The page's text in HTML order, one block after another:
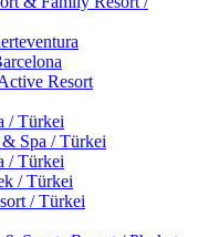
Resort
/ Türkei
Spa / Türkei
/ Türkei
/ Türkei
/ Türkei